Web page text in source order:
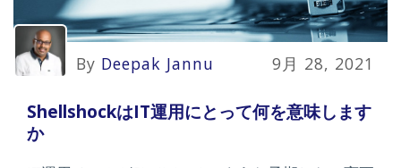
By Deepak Jannu 9月 28, 2021
ShellshockはIT運用にとって何を意味します
か